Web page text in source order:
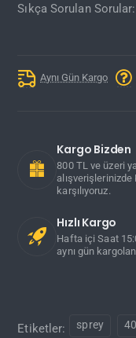
Sıkça Sorulan Sorular:
Aynı Gün Kargo
Kargo Bizden
800 TL ve üzeri
karşılıyoruz.
Hızlı Kargo
Hafta içi Saat
aynı gün
Etiketler: sprey